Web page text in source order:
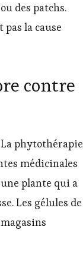
des patchs.
la cause
contre
La phytothérapie
médicinales
plante qui a
Les gélules de